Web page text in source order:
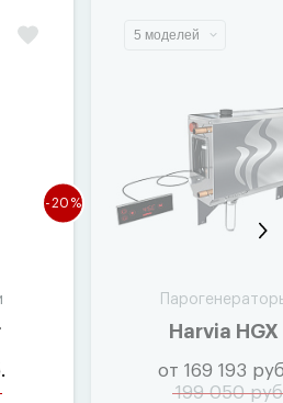
-20%
5 моделей
Harvia HGX
от 169 193
199 050